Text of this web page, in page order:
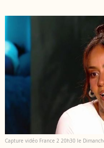
Capture vidéo France 2 20h30 le